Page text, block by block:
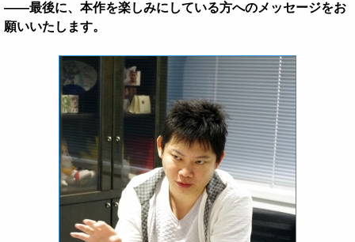
――最後に、本作を楽しみにしている方へのメッセージをお
願いいたします。